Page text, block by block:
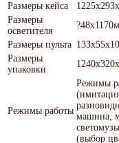
Размеры кейса
Размеры
осветителя
Размеры пульта
Размеры
упаковки
Режимы работы
Режимы
машина,
(выбор